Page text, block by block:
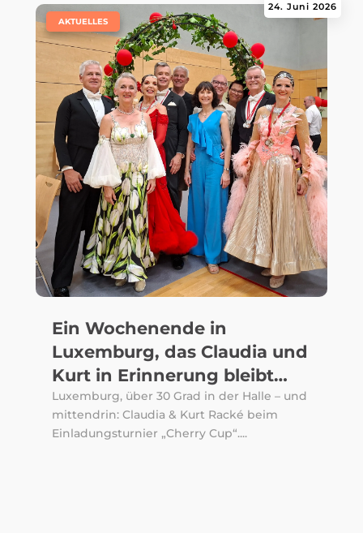
Ein Wochenende in
Luxemburg, das Claudia und
Kurt in Erinnerung bleibt…
24. Juni 2026
AKTUELLES
Luxemburg, über 30 Grad in der Halle – und
mittendrin: Claudia & Kurt Racké beim
Einladungsturnier „Cherry Cup“....